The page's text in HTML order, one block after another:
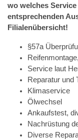
wo welches
entsprechenden
Filialenübersicht!
§57a
Service laut
Reparatur und
Klimaservice
Ölwechsel
Ankaufstest,
Nachrüstung
Diverse